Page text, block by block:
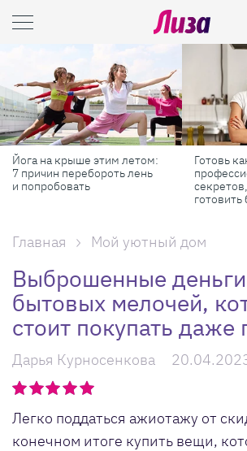
Йога на крыше этим летом:
7 причин перебороть лень
и попробовать
Готовь
Главная Мой уютный дом
Выброшенные
бытовых мелочей,
стоит покупать даже
Дарья Курносенкова
Легко поддаться ажиотажу от
конечном итоге купить вещи,